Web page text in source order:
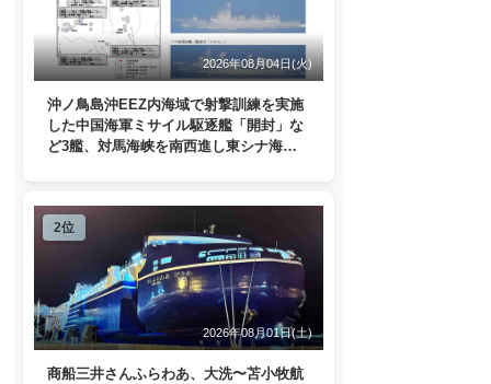
2026年08月04日(火)
沖ノ鳥島沖EEZ内海域で射撃訓練を実施
した中国海軍ミサイル駆逐艦「開封」な
ど3艦、対馬海峡を南西進し東シナ海
2位
2026年08月01日(土)
商船三井さんふらわあ、大洗〜苫小牧航